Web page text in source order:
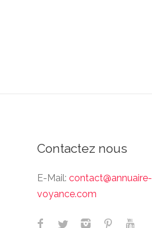
Contactez nous
E-Mail: contact@annuaire-
voyance.com